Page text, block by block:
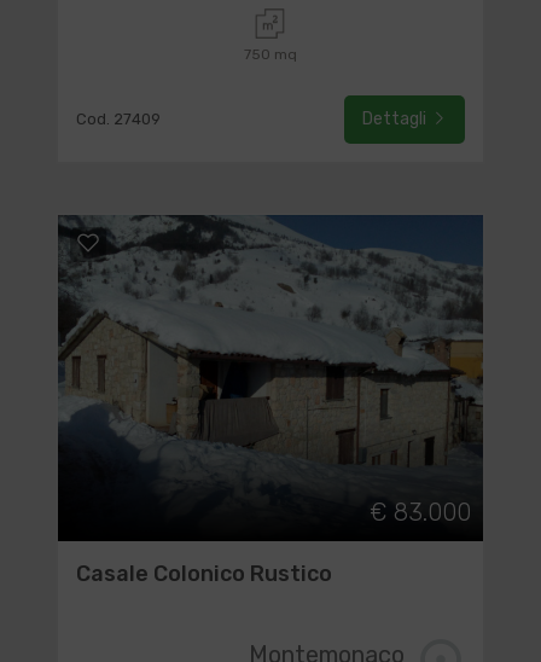
750 mq
Cod. 27409 Dettagli
€ 83.000
Casale Colonico Rustico
Montemonaco